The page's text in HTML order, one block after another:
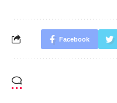
Facebook